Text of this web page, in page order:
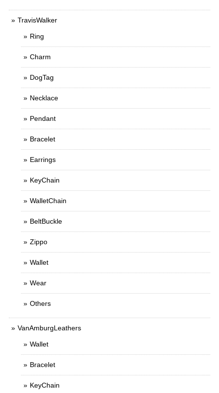
TravisWalker
Ring
Charm
DogTag
Necklace
Pendant
Bracelet
Earrings
KeyChain
WalletChain
BeltBuckle
Zippo
Wallet
Wear
Others
VanAmburgLeathers
Wallet
Bracelet
KeyChain